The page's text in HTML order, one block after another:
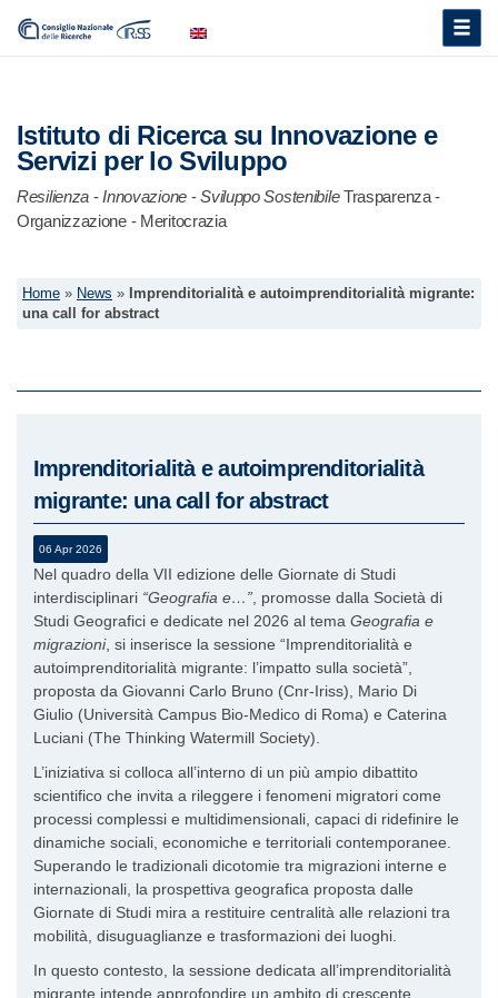
Toggle
Istituto di Ricerca su Innovazione e
Servizi per lo Sviluppo
Resilienza -Innovazione-Sviluppo Sostenibile Trasparenza -
Organizzazione - Meritocrazia
Home » News »
Imprenditorialità e autoimprenditorialità migrante:
una call for abstract
Imprenditorialità e autoimprenditorialità
migrante: una call for abstract
06 Apr 2026
Nel quadro della VII edizione delle Giornate di Studi
interdisciplinari “Geografia e…” , promosse dalla Società di
Studi Geografici e dedicate nel 2026 al tema Geografia e
migrazioni, si inserisce la sessione “Imprenditorialità e
autoimprenditorialità migrante: l’impatto sulla società”,
proposta da Giovanni Carlo Bruno (Cnr-Iriss), Mario Di
Giulio (Università Campus Bio-Medico di Roma) e Caterina
Luciani (The Thinking Watermill Society).
L’iniziativa si colloca all’interno di un più ampio dibattito
scientifico che invita a rileggere i fenomeni migratori come
processi complessi e multidimensionali, capaci di ridefinire le
dinamiche sociali, economiche e territoriali contemporanee.
Superando le tradizionali dicotomie tra migrazioni interne e
internazionali, la prospettiva geografica proposta dalle
Giornate di Studi mira a restituire centralità alle relazioni tra
mobilità, disuguaglianze e trasformazioni dei luoghi.
In questo contesto, la sessione dedicata all’imprenditorialità
migrante intende approfondire un ambito di crescente